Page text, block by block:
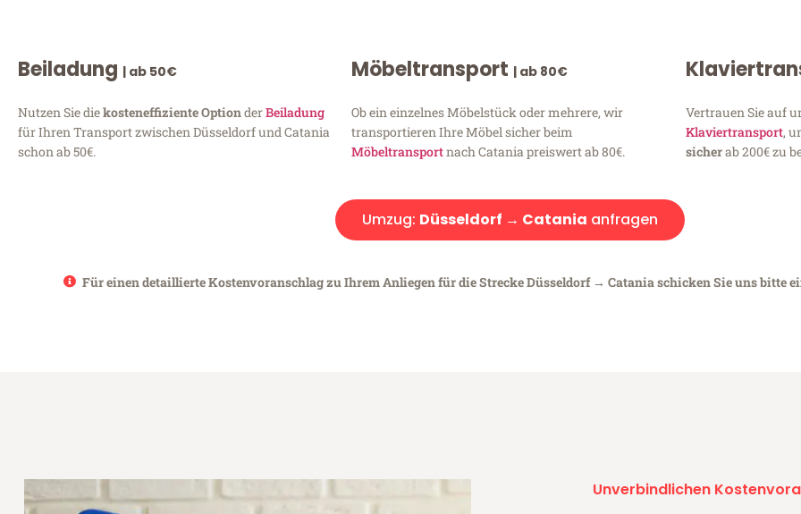
Beiladung | ab 50€
Nutzen Sie diekosteneffiziente OptionderBeiladung
für Ihren Transport zwischen Düsseldorf und Catania
schon ab 50€.
Möbeltransport | ab 80€
Ob ein einzelnes Möbelstück oder mehrere, wir
transportieren Ihre Möbel sicher beim
Möbeltransportnach Catania preiswert ab 80€.
Vertrauen Sie auf
Klaviertransport,
sicherab 200€ zu
Umzug: Düsseldorf → Catania anfragen
Für einen detaillierte Kostenvoranschlag zu Ihrem Anliegen für die Strecke Düsseldorf → Catania schicken Sie uns bitte
Unverbindlichen